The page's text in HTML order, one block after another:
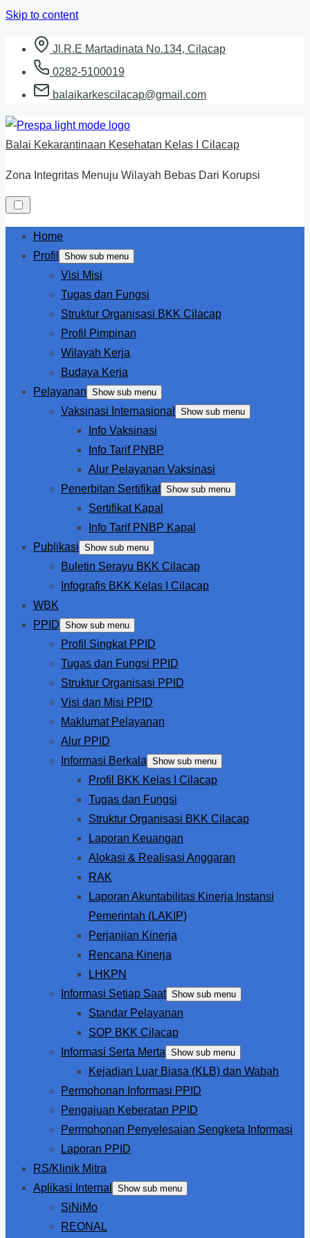
Skip to content
Jl.R.E Martadinata No.134, Cilacap
0282-5100019
balaikarkescilacap@gmail.com
Balai Kekarantinaan Kesehatan Kelas I Cilacap
Zona Integritas Menuju Wilayah Bebas Dari Korupsi
Home
Profil
Show sub menu
Visi Misi
Tugas dan Fungsi
Struktur Organisasi BKK Cilacap
Profil Pimpinan
Wilayah Kerja
Budaya Kerja
Pelayanan Show sub menu
Vaksinasi Internasional Show sub menu
Info Vaksinasi
Info Tarif PNBP
Alur Pelayanan Vaksinasi
Penerbitan Sertifikat Show sub menu
Sertifikat Kapal
Info Tarif PNBP Kapal
Publikasi Show sub menu
Buletin Serayu BKK Cilacap
Infografis BKK Kelas I Cilacap
WBK
PPID Show sub menu
Profil Singkat PPID
Tugas dan Fungsi PPID
Struktur Organisasi PPID
Visi dan Misi PPID
Maklumat Pelayanan
Alur PPID
Informasi Berkala Show sub menu
Profil BKK Kelas I Cilacap
Tugas dan Fungsi
Struktur Organisasi BKK Cilacap
Laporan Keuangan
Alokasi & Realisasi Anggaran
RAK
Laporan Akuntabilitas Kinerja Instansi
Pemerintah (LAKIP)
Perjanjian Kinerja
Rencana Kinerja
LHKPN
Informasi Setiap Saat Show sub menu
Standar Pelayanan
SOP BKK Cilacap
Informasi Serta Merta Show sub menu
Kejadian Luar Biasa (KLB) dan Wabah
Permohonan Informasi PPID
Pengajuan Keberatan PPID
Permohonan Penyelesaian Sengketa Informasi
Laporan PPID
RS/Klinik Mitra
Aplikasi Internal
Show sub menu
SiNiMo
REONAL